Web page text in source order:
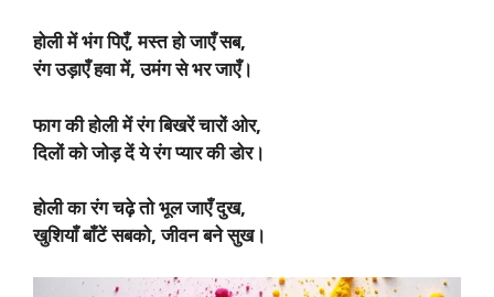
होली में भंग पिएँ, मस्त हो जाएँ सब,
रंग उड़ाएँ हवा में, उमंग से भर जाएँ।
फाग की होली में रंग बिखरें चारों ओर,
दिलों को जोड़ दें ये रंग प्यार की डोर।
होली का रंग चढ़े तो भूल जाएँ दुख,
खुशियाँ बाँटें सबको, जीवन बने सुख।